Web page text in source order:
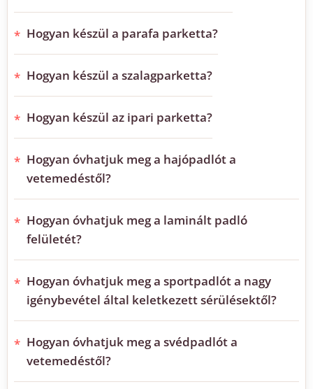
Hogyan készül a parafa parketta?
Hogyan készül a szalagparketta?
Hogyan készül az ipari parketta?
Hogyan óvhatjuk meg a hajópadlót a
vetemedéstől?
Hogyan óvhatjuk meg a laminált padló
felületét?
Hogyan óvhatjuk meg a sportpadlót a nagy
igénybevétel által keletkezett sérülésektől?
Hogyan óvhatjuk meg a svédpadlót a
vetemedéstől?